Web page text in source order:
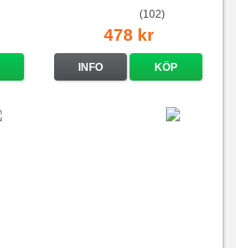
(102)
478 kr
INFO KÖP